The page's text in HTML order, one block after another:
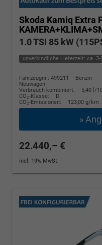
Skoda Kamiq Extra
1.0 TSI 85 kW
unverbindliche Lieferzeit: ca. 3-
Fahrzeugnr.: 499211
Benzin
Neuwagen
Verbrauch kombiniert:
5,40 l/
CO2-Klasse:
D
CO2-Emissionen: 123,00 g/km
»
22.440,– €
incl. 19% MwSt.